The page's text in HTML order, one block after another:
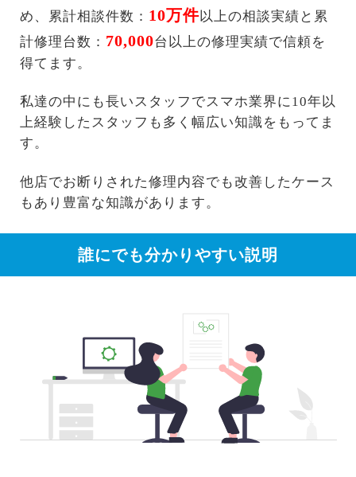
め、累計相談件数： 10万件以上の相談実績と累
計修理台数： 70,000台以上の修理実績で信頼を
得てます。
私達の中にも長いスタッフでスマホ業界に10年以
上経験したスタッフも多く幅広い知識をもってま
す。
他店でお断りされた修理内容でも改善したケース
もあり豊富な知識があります。
誰にでも分かりやすい説明